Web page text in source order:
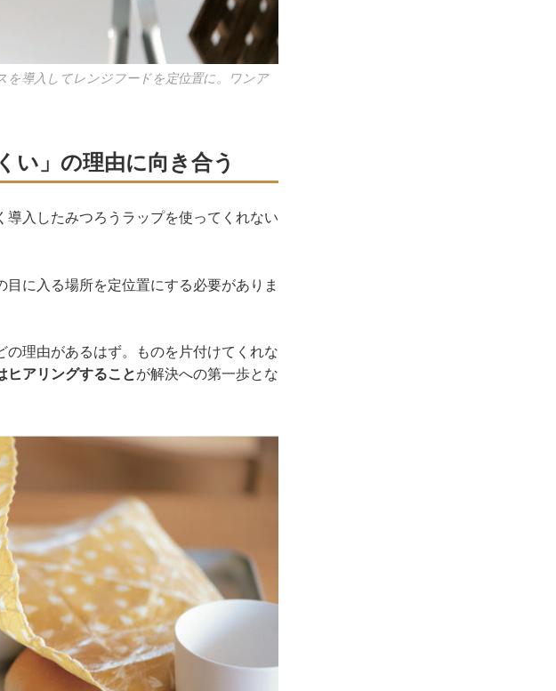
導入してレンジフードを定位置に。ワンア
い」の理由に向き合う
入したみつろうラップを使ってくれない
に入る場所を定位置にする必要がありま
理由があるはず。ものを片付けてくれな
ヒアリングすることが解決への第一歩とな